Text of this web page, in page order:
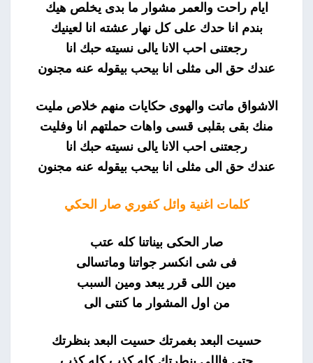
ايام راحت والعمر مشوار ما بدى يخلص هيك
بندم انا حدك على كل نهار عشته انا لعينيك
رجعتنى احب الانا يالى نسيته حبك انا
عندك حق الى مثلى انا بيحب بيقوله عنه مجنون
الاشواق ماتت والهوى حكايات منهم خلاص مليت
منك بقى بقلبى قسى واهات حملتهم انا وفليت
رجعتنى احب الانا يالى نسيته حبك انا
عندك حق الى مثلى انا بيحب بيقوله عنه مجنون
كلمات اغنية وائل كفوري صار الحكي
صار الحكى بيناتنا كله عتب
فى شى انكسر جواتنا وماتسالى
مين اللى قرر يبعد ومين السبب
من اول المشوار ما كنتى الى
حسيت البعد بغمرتك حسيت البعد بنظرتك